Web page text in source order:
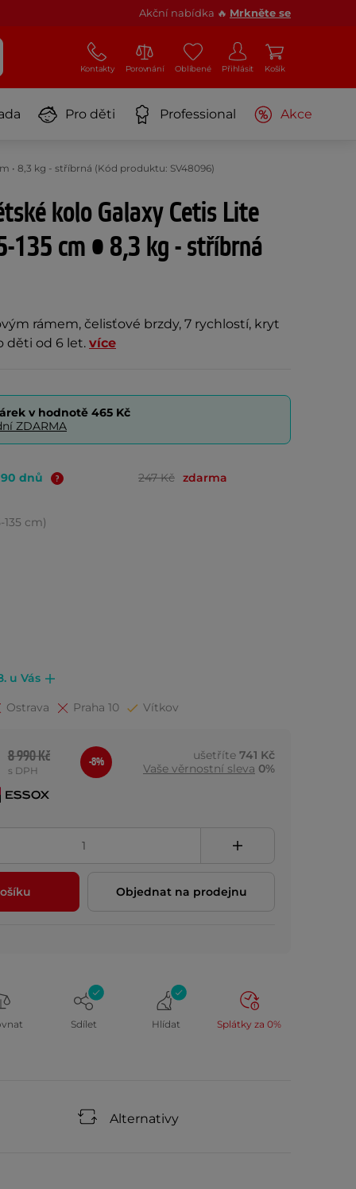
Akční nabídka 🔥 Mrkněte se
Kontakty Porovnání Oblíbené Přihlásit Košík
Pro děti Professional Akce
• 8,3 kg - stříbrná (Kód produktu: SV48096)
kolo Galaxy Cetis Lite
135 cm • 8,3 kg - stříbrná
rámem, čelisťové brzdy, 7 rychlostí, kryt
děti od 6 let. více
v hodnotě 465 Kč
ZDARMA
dnů 247 Kč zdarma
135 cm)
u Vás
Ostrava Praha 10 Vítkov
8 990 Kč
s DPH
-8% ušetříte 741 Kč
Vaše věrnostní sleva 0%
Objednat na prodejnu
Sdílet Hlídat Splátky za 0%
Alternativy